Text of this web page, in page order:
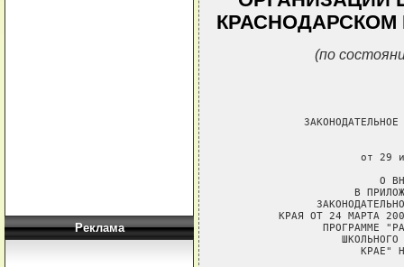
Реклама
КРАСНОДАРСКОМ
(по
от 29
О
В
КРАЯ ОТ 24 МАРТА
ПРОГРАММЕ
ШКОЛЬНОГО
КРАЕ"